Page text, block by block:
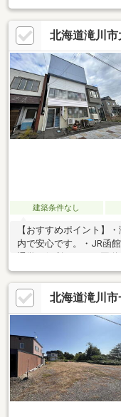
小学校まで600ｍ（徒歩
分）・セイコーマート
クスバリュ滝川本町店
日町店まで2500ｍ（車5
歩22分）・しらかば公園
北海道滝川市
建築条件なし
【おすすめポイント】
内で安心です。・JR函
す。・一の坂町西まで
策におすすめです。【
目店まで140m（徒歩2
350m（徒歩5分）・ツ
分）・ダイソー滝川本
350ｍ（徒歩5分）・滝
北海道滝川市